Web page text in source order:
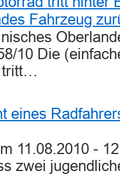
Fahrzeug
10 Die
tritt…
eines
11.08.2010 -
zwei